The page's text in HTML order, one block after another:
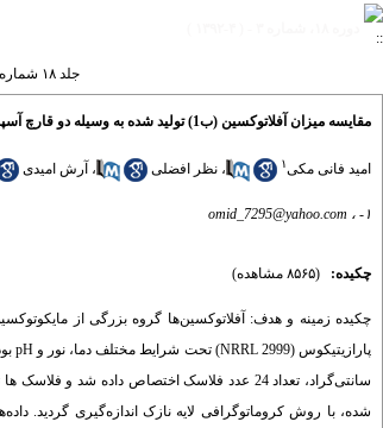
جلد ۱۸ شماره ۳ صفحات ۲۱۸-۲۱۰
مقایسه میزان آفلاتوکسین (ب1) تولید شده به وسیله دو قارچ آسپرژیلوس فلاووس و آسپرژیلوس پارازیتیکوس تحت شرایط مختلف دما، نور و pH
امید فانی مکی۱ ، نظر افضلی ، آرش امیدی
۱- ، omid_7295@yahoo.com
چکیده: (۸۵۶۵ مشاهده)